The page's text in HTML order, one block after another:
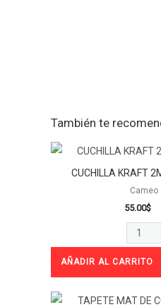
También te
CUCHILLA KRAFT
Cameo
55.00$
KRAFT
2MM
CAMEO
4
cantidad
AÑADIR AL CARRITO